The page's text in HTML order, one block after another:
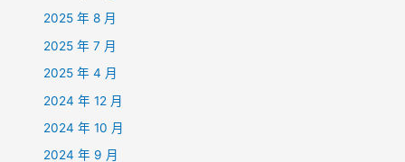
2025 年 8 月
2025 年 7 月
2025 年 4 月
2024 年 12 月
2024 年 10 月
2024 年 9 月